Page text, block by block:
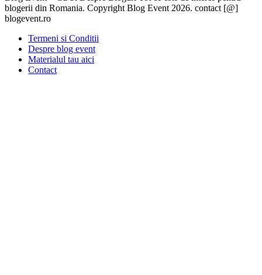
blogerii din Romania. Copyright Blog Event 2026. contact [@]
blogevent.ro
Termeni si Conditii
Despre blog event
Materialul tau aici
Contact